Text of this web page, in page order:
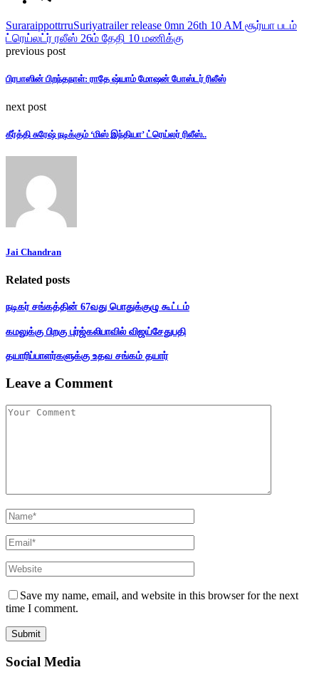
SuraraippottrruSuriyatrailer release 0mn 26th 10 AM சூர்யா படம்
ட்ரெய்லட்ர் ரலீஸ் 26ம் தேதி 10 மணிக்கு
previous post
பிரபாஸின் பிறந்தநாள்: ராதே ஷ்யாம் மோஷன் போஸ்டர் ரிலீஸ்
next post
கீர்த்தி சுரேஷ் நடிக்கும் ‘மிஸ் இந்தியா’ ட்ரெய்லர் ரிலீஸ்..
Jai Chandran
Related posts
நடிகர் சங்கத்தின் 67வது பொதுக்குழு கூட்டம்
கமலுக்கு பிறகு புர்ஜ்கலிபாவில் விஜய்சேதுபதி
தயாரிப்பாளர்களுக்கு உதவ சங்கம் தயார்
Leave a Comment
Save my name, email, and website in this browser for the next
time I comment.
Social Media